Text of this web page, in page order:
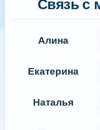
Алина
Екатерина
Наталья